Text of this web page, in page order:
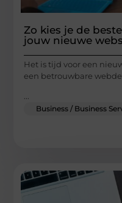
Zo kies je de
jouw nieuwe
Het is tijd voor een
een betrouwbare
Business / Business